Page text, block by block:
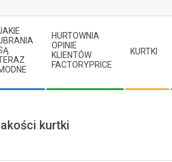
HURTOWNIA
OPINIE
KLIENTÓW
FACTORYPRICE
KURTKI
kurtki